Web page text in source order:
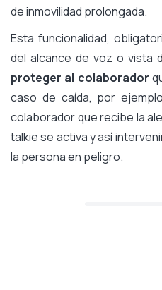
de inmovilidad prolongada.
Esta funcionalidad,
del alcance de voz o vista
proteger al colaborador
caso de caída, por
colaborador que recibe la
talkie se activa y así
la persona en peligro.